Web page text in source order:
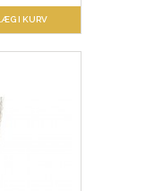
I KURV